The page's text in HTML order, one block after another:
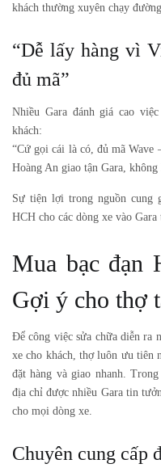
khách thường xuyên chạy đường
“Dễ lấy hàng vì
đủ mã”
Nhiều Gara đánh giá cao
khách:
“Cứ gọi cái là có, đủ mã Wave
Hoàng An giao tận Gara,
Sự tiện lợi trong nguồn cung
HCH cho các dòng xe vào
Mua bạc đạn
Gợi ý cho thợ
Để công việc sửa chữa diễn ra
xe cho khách, thợ luôn ưu tiên
đặt hàng và giao nhanh. Trong
địa chỉ được nhiều Gara tin
cho mọi dòng xe.
Chuyên cung cấp